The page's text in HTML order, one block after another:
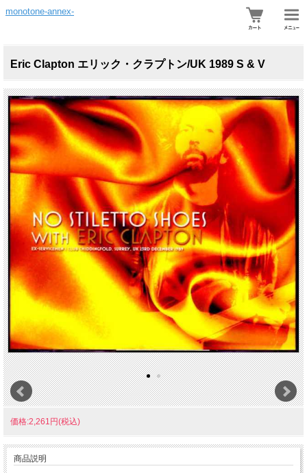
monotone-annex-
Eric Clapton エリック・クラプトン/UK 1989 S & V
価格:2,261円(税込)
商品説明